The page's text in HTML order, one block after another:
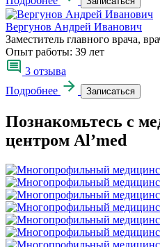
Вергунов Андрей Иванович
Заместитель главного врача,
Опыт работы: 39 лет
3 отзыва
Подробнее
Записаться
Познакомьтесь с
центром Al’med